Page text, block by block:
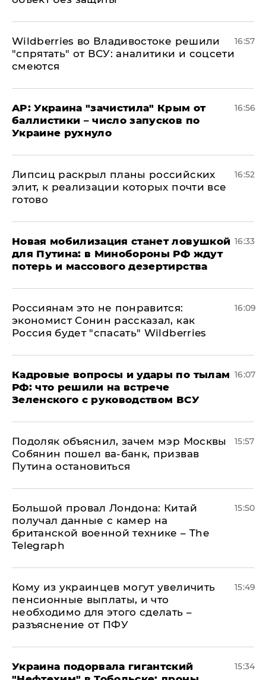
Wildberries во Владивостоке решили
"спрятать" от ВСУ: аналитики и соцсети
смеются
16:57
AP: Украина "зачистила" Крым от
баллистики – число запусков по
Украине рухнуло
16:56
Липсиц раскрыл планы российских
элит, к реализации которых почти все
готово
16:52
​Новая мобилизация станет ловушкой
для Путина: в Минобороны РФ ждут
потерь и массового дезертирства
16:33
Россиянам это не понравится:
экономист Сонин рассказал, как
Россия будет "спасать" Wildberries
16:09
Кадровые вопросы и удары по тылам
РФ: что решили на встрече
Зеленского с руководством ВСУ
16:07
Подоляк объяснил, зачем мэр Москвы
Собянин пошел ва-банк, призвав
Путина остановиться
15:57
Большой провал Лондона: Китай
получал данные с камер на
британской военной технике – The
Telegraph
15:50
Кому из украинцев могут увеличить
пенсионные выплаты, и что
необходимо для этого сделать –
разъяснение от ПФУ
15:49
Украина подорвала гигантский
15:34